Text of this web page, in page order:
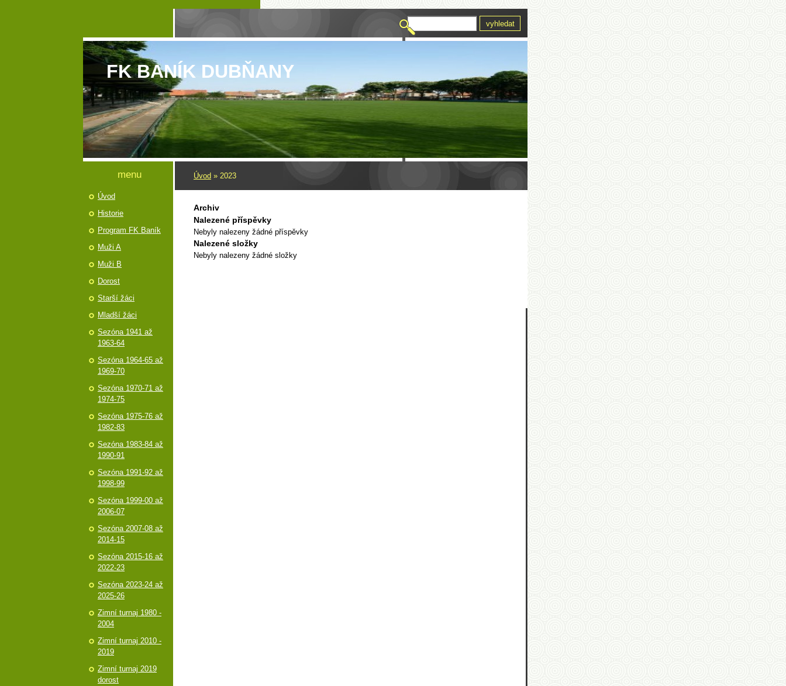
FK BANÍK DUBŇANY
Úvod » 2023
Archiv
Nalezené příspěvky
Nebyly nalezeny žádné příspěvky
Nalezené složky
Nebyly nalezeny žádné složky
menu
Úvod
Historie
Program FK Baník
Muži A
Muži B
Dorost
Starší žáci
Mladší žáci
Sezóna 1941 až
1963-64
Sezóna 1964-65 až
1969-70
Sezóna 1970-71 až
1974-75
Sezóna 1975-76 až
1982-83
Sezóna 1983-84 až
1990-91
Sezóna 1991-92 až
1998-99
Sezóna 1999-00 až
2006-07
Sezóna 2007-08 až
2014-15
Sezóna 2015-16 až
2022-23
Sezóna 2023-24 až
2025-26
Zimní turnaj 1980 -
2004
Zimní turnaj 2010 -
2019
Zimní turnaj 2019
dorost